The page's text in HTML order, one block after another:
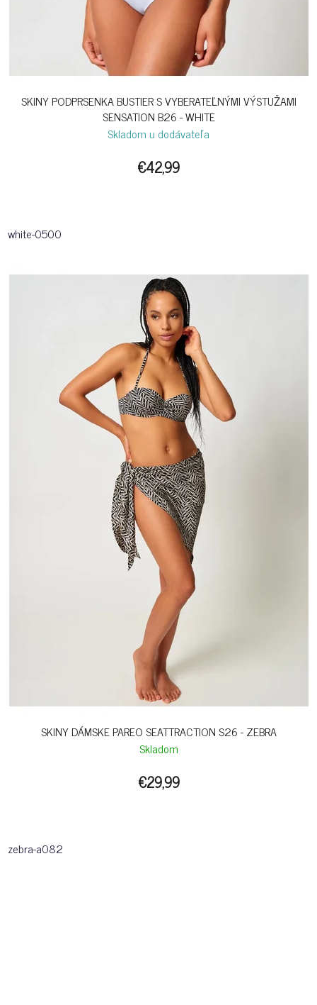
SKINY PODPRSENKA BUSTIER S VYBERATEĽNÝMI VÝSTUŽAMI
SENSATION B26 - WHITE
Skladom u dodávateľa
€42,99
white-0500
SKINY DÁMSKE PAREO SEATTRACTION S26 - ZEBRA
Skladom
€29,99
zebra-a082